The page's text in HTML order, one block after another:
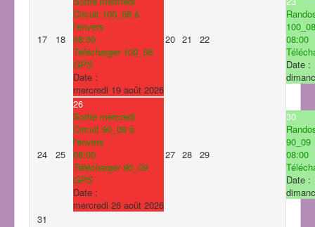
17 18
Circuit 100_08 à
l'envers
08:00
Télécharger 100_08
GPS
Date :
mercredi 19 août 2026
20 21 22
100_08
08:00
Date :
24 25
26
Sortie mercredi
Circuit 90_09 à
l'envers
08:00
Télécharger 90_09
GPS
Date :
mercredi 26 août 2026
27 28 29
30
90_09
08:00
Date :
31